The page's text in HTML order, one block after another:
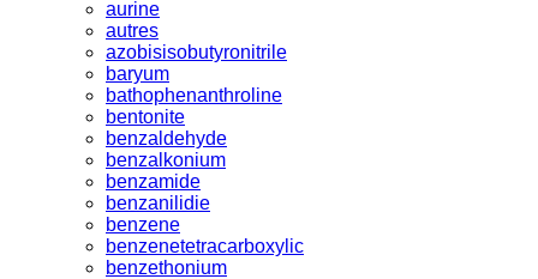
aurine
autres
azobisisobutyronitrile
baryum
bathophenanthroline
bentonite
benzaldehyde
benzalkonium
benzamide
benzanilidie
benzene
benzenetetracarboxylic
benzethonium